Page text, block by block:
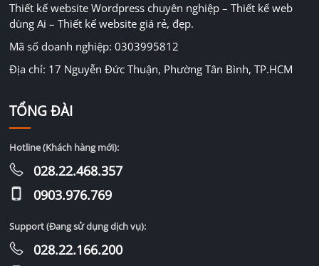
Thiết kế website Wordpress chuyên nghiệp – Thiết kế web
dùng Ai – Thiết kế website giá rẻ, đẹp.
Mã số doanh nghiệp: 0303995812
Địa chỉ: 17 Nguyễn Đức Thuận, Phường Tân Bình, TP.HCM
TỔNG ĐÀI
Hotline (Khách hàng mới):
028.22.468.357
0903.976.769
Support (Đang sử dụng dịch vụ):
028.22.166.200